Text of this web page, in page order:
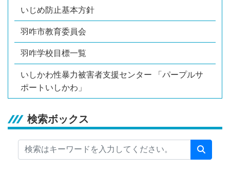
いじめ防止基本方針
羽咋市教育委員会
羽咋学校目標一覧
いしかわ性暴力被害者支援センター 「パープルサ
ポートいしかわ」
検索ボックス